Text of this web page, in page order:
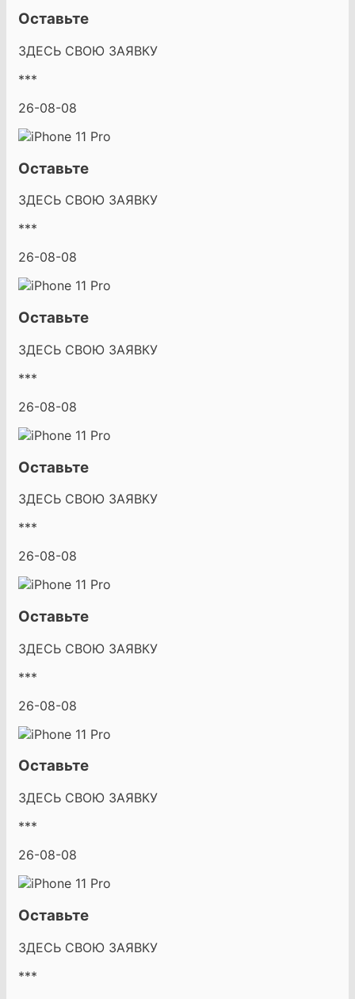
Оставьте
ЗДЕСЬ СВОЮ ЗАЯВКУ
***
26-08-08
Оставьте
ЗДЕСЬ СВОЮ ЗАЯВКУ
***
26-08-08
Оставьте
ЗДЕСЬ СВОЮ ЗАЯВКУ
***
26-08-08
Оставьте
ЗДЕСЬ СВОЮ ЗАЯВКУ
***
26-08-08
Оставьте
ЗДЕСЬ СВОЮ ЗАЯВКУ
***
26-08-08
Оставьте
ЗДЕСЬ СВОЮ ЗАЯВКУ
***
26-08-08
Оставьте
ЗДЕСЬ СВОЮ ЗАЯВКУ
***